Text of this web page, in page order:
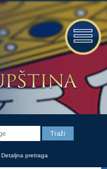
Detaljna pretraga